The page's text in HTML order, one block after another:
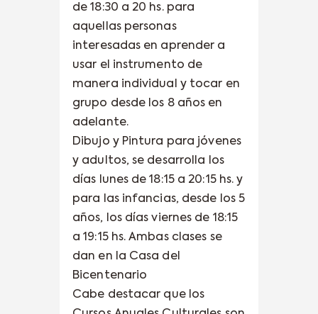
de 18:30 a 20 hs. para
aquellas personas
interesadas en aprender a
usar el instrumento de
manera individual y tocar en
grupo desde los 8 años en
adelante.
Dibujo y Pintura para jóvenes
y adultos, se desarrolla los
días lunes de 18:15 a 20:15 hs. y
para las infancias, desde los 5
años, los días viernes de 18:15
a 19:15 hs. Ambas clases se
dan en la Casa del
Bicentenario
Cabe destacar que los